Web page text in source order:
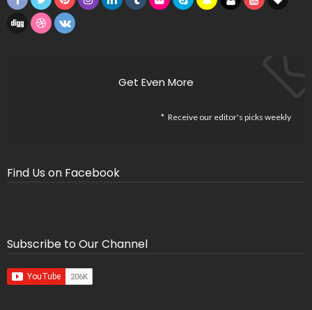
Get Even More
Receive our editor's picks weekly
Find Us on Facebook
Subscribe to Our Channel